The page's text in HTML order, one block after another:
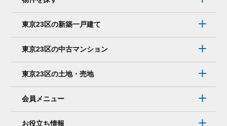
東京23区の新築一戸建て
東京23区の中古マンション
東京23区の土地・売地
会員メニュー
お役立ち情報